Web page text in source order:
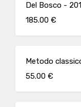
Del Bosco -
185.00 €
Metodo
55.00 €